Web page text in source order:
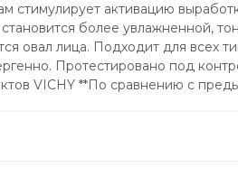
стимулирует активацию
более увлажненной,
овал лица. Подходит для всех
Протестировано под
VICHY **По сравнению с